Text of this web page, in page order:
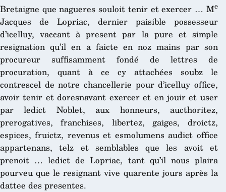
Bretaigne que nagueres souloit tenir et exercer … Me
Jacques de Lopriac, dernier paisible possesseur
d’icelluy, vaccant à present par la pure et simple
resignation qu’il en a faicte en noz mains par son
procureur suffisamment fondé de lettres de
procuration, quant à ce cy attachées soubz le
contrescel de notre chancellerie pour d’icelluy office,
avoir tenir et doresnavant exercer et en jouir et user
par ledict Noblet, aux honneurs, aucthoritez,
prerogatives, franchises, libertez, gaiges, droictz,
espices, fruictz, revenus et esmolumens audict office
appartenans, telz et semblables que les avoit et
prenoit … ledict de Lopriac, tant qu’il nous plaira
pourveu que le resignant vive quarente jours après la
dattee des presentes.